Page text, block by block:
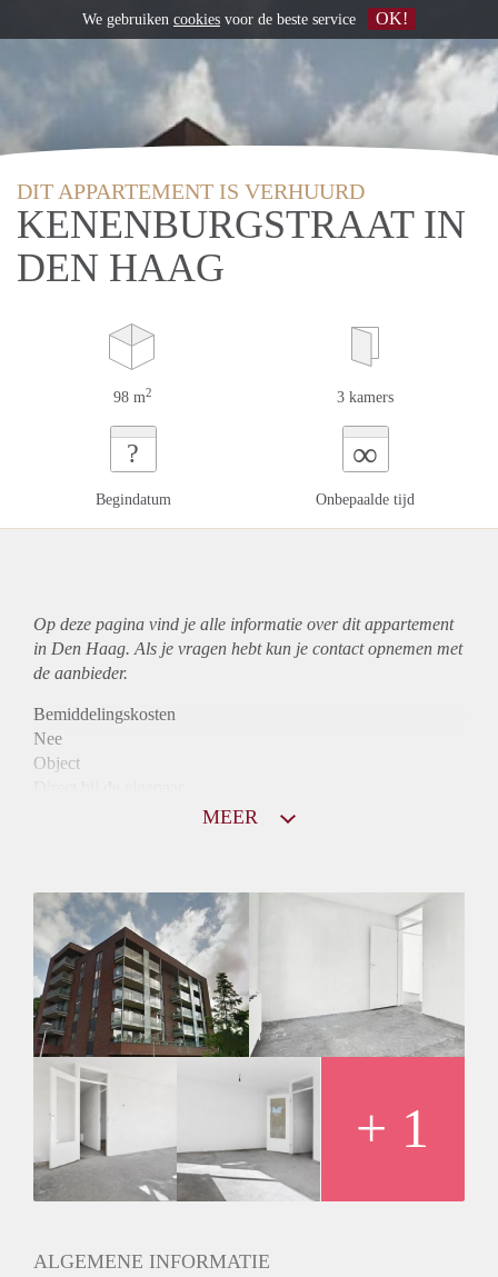
DIT APPARTEMENT IS VERHUURD
KENENBURGSTRAAT IN
DEN HAAG
98 m2 3 kamers
?
Begindatum
∞
Onbepaalde tijd
Op deze pagina vind je alle informatie over ditappartement
in Den Haag. Als je vragen hebt kun je contact opnemen met
de aanbieder.
Bemiddelingskosten
Nee
Object
Huurtoeslag
Niet mogelijk
Inkomen eis
3,1 X Maandhuur Bruto
Huurtermijn
Onbepaalde termijn
Oplevering
Kaal
MEER
+ 1
ALGEMENE INFORMATIE
We gebruiken cookies voor de beste service OK!